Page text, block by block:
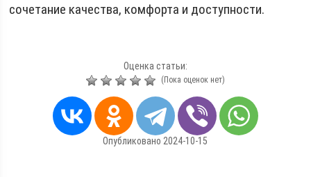
сочетание качества, комфорта и доступности.
Оценка статьи:
(Пока оценок нет)
Опубликовано 2024-10-15